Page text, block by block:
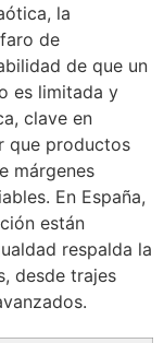
la
de
de que un
es limitada y
clave en
que productos
márgenes
En España,
están
respalda la
desde trajes